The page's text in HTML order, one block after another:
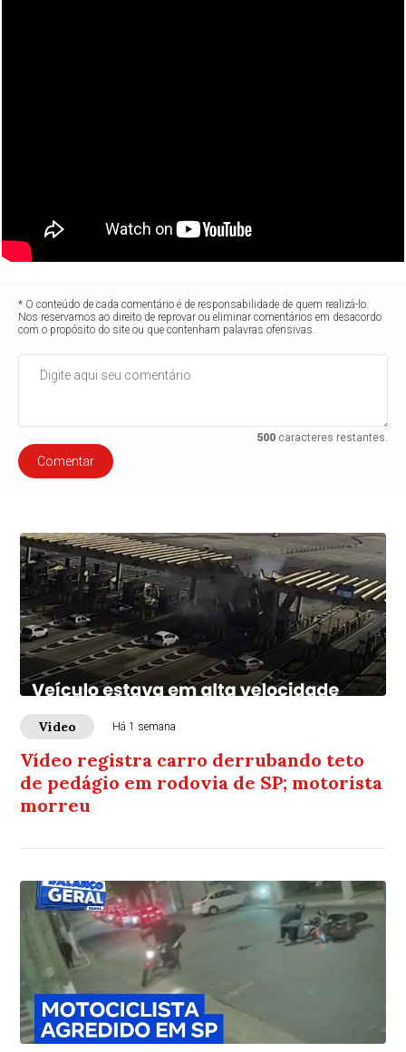
* O conteúdo de cada comentário é de responsabilidade de quem realizá-lo.
Nos reservamos ao direito de reprovar ou eliminar comentários em desacordo
com o propósito do site ou que contenham palavras ofensivas.
500caracteres restantes.
Comentar
Vídeo Há 1 semana
Vídeo registra carro derrubando teto
de pedágio em rodovia de SP; motorista
morreu